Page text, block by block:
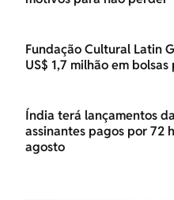
Fundação Cultural Latin
US$ 1,7 milhão em
Índia terá lançamentos
assinantes pagos por 72
agosto